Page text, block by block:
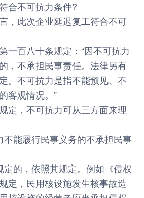
不可抗力条件?
此次企业延迟复工符合不可
百八十条规定：“因不可抗力
，不承担民事责任。法律另有
。不可抗力是指不能预见、不
客观情况。”
，不可抗力可从三方面来理
能履行民事义务的不承担民事
的，依照其规定。例如《侵权
定，民用核设施发生核事故造